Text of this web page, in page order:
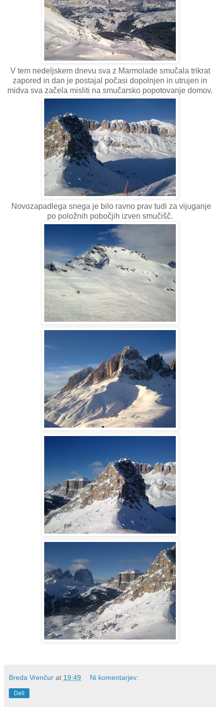
V tem nedeljskem dnevu sva z Marmolade smučala trikrat
zapored in dan je postajal počasi dopolnjen in utrujen in
midva sva začela misliti na smučarsko popotovanje domov.
Novozapadlega snega je bilo ravno prav tudi za vijuganje
po položnih pobočjih izven smučišč.
Breda Vrenčur at 19:49 Ni komentarjev:
Deli